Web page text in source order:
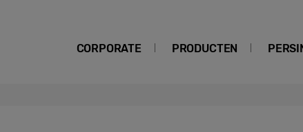
CORPORATE PRODUCTEN